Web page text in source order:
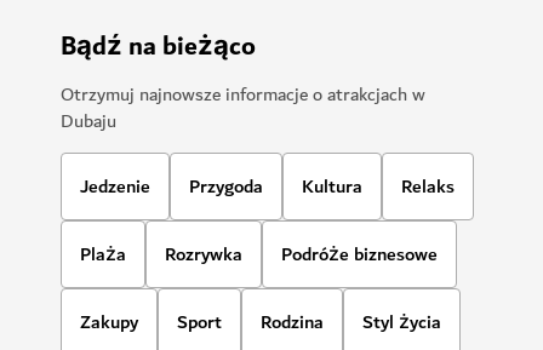
ZAKUPY
Dubai Festival City
Podziwiaj pokazy świetlne i wspaniałe zachody słońca